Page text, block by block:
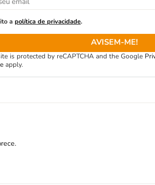
a política de privacidade.
AVISEM-ME!
is protected by reCAPTCHA and the Google
apply.